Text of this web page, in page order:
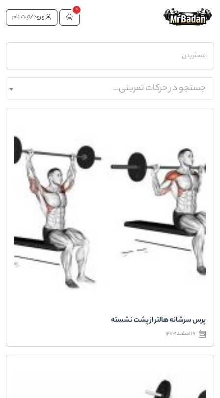
0
ورود/ثبت نام
مستربدن
جستجو در حرکات تمرینی...
پرس سرشانه هالتر از پشت نشسته
19 اسفند 1403